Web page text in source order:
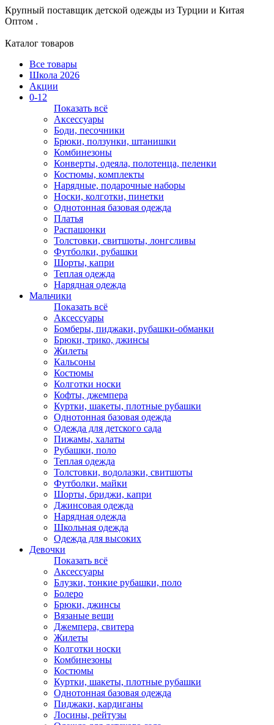
Крупный поставщик детской одежды из Турции и Китая
Оптом .
Каталог товаров
Все товары
Школа 2026
Акции
0-12
Показать всё
Аксессуары
Боди, песочники
Брюки, ползунки, штанишки
Комбинезоны
Конверты, одеяла, полотенца, пеленки
Костюмы, комплекты
Нарядные, подарочные наборы
Носки, колготки, пинетки
Однотонная базовая одежда
Платья
Распашонки
Толстовки, свитшоты, лонгсливы
Футболки, рубашки
Шорты, капри
Теплая одежда
Нарядная одежда
Мальчики
Показать всё
Аксессуары
Бомберы, пиджаки, рубашки-обманки
Брюки, трико, джинсы
Жилеты
Кальсоны
Костюмы
Колготки носки
Кофты, джемпера
Куртки, шакеты, плотные рубашки
Однотонная базовая одежда
Одежда для детского сада
Пижамы, халаты
Рубашки, поло
Теплая одежда
Толстовки, водолазки, свитшоты
Футболки, майки
Шорты, бриджи, капри
Джинсовая одежда
Нарядная одежда
Школьная одежда
Одежда для высоких
Девочки
Показать всё
Аксессуары
Блузки, тонкие рубашки, поло
Болеро
Брюки, джинсы
Вязаные вещи
Джемпера, свитера
Жилеты
Колготки носки
Комбинезоны
Костюмы
Куртки, шакеты, плотные рубашки
Однотонная базовая одежда
Пиджаки, кардиганы
Лосины, рейтузы